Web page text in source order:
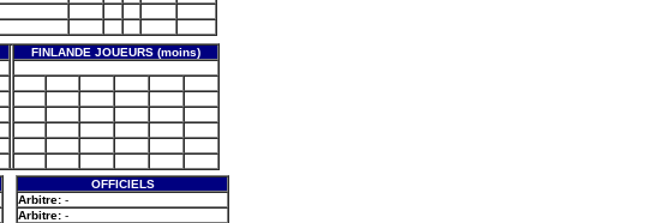
FINLANDE JOUEURS (moins)
OFFICIELS
Arbitre: -
Arbitre: -